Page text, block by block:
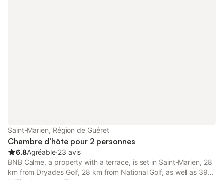
Saint-Marien, Région de Guéret
Chambre d’hôte pour 2 personnes
6.8Agréable⋅23 avis
BNB Calme, a property with a terrace, is set in Saint-Marien, 28
km from Dryades Golf, 28 km from National Golf, as well as 39